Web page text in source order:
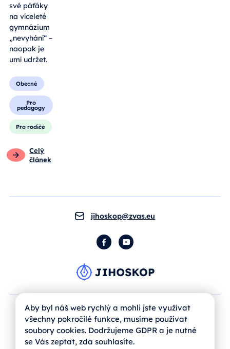
své páťáky
na víceleté
gymnázium
„nevyhání“ –
naopak je
umí udržet.
Obecné
Pro
pedagogy
Pro rodiče
Celý
článek
jihoskop@zvas.eu
FacebookYouTube
Aby byl náš web rychlý a mohli jste využívat
všechny pokročilé funkce, musíme používat
soubory cookies. Dodržujeme GDPR a je nutné
se Vás zeptat, zda souhlasíte.